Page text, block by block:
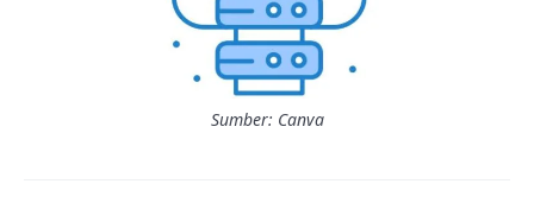
Sumber: Canva